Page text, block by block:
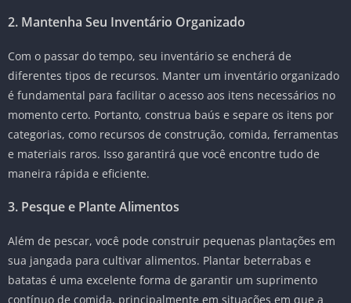
2. Mantenha Seu Inventário Organizado
Com o passar do tempo, seu inventário se encherá de
diferentes tipos de recursos. Manter um inventário organizado
é fundamental para facilitar o acesso aos itens necessários no
momento certo. Portanto, construa baús e separe os itens por
categorias, como recursos de construção, comida, ferramentas
e materiais raros. Isso garantirá que você encontre tudo de
maneira rápida e eficiente.
3. Pesque e Plante Alimentos
Além de pescar, você pode construir pequenas plantações em
sua jangada para cultivar alimentos. Plantar beterrabas e
batatas é uma excelente forma de garantir um suprimento
contínuo de comida, principalmente em situações em que a